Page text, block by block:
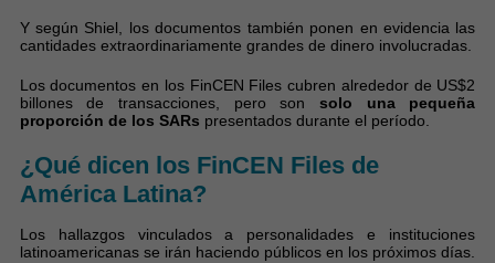
Y según Shiel, los documentos también ponen en evidencia las
cantidades extraordinariamente grandes de dinero involucradas.
Los documentos en los FinCEN Files cubren alrededor de US$2
billones de transacciones, pero son solo una pequeña
proporción de los SARs presentados durante el período.
¿Qué dicen los FinCEN Files de
América Latina?
Los hallazgos vinculados a personalidades e instituciones
latinoamericanas se irán haciendo públicos en los próximos días.